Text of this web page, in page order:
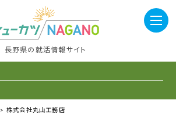
長野県の就活情報サイト
> 株式会社丸山工務店